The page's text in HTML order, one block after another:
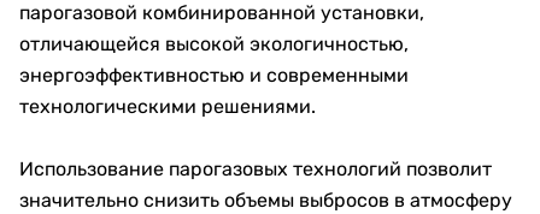
парогазовой комбинированной установки,
отличающейся высокой экологичностью,
энергоэффективностью и современными
технологическими решениями.
Использование парогазовых технологий позволит
значительно снизить объемы выбросов в атмосферу